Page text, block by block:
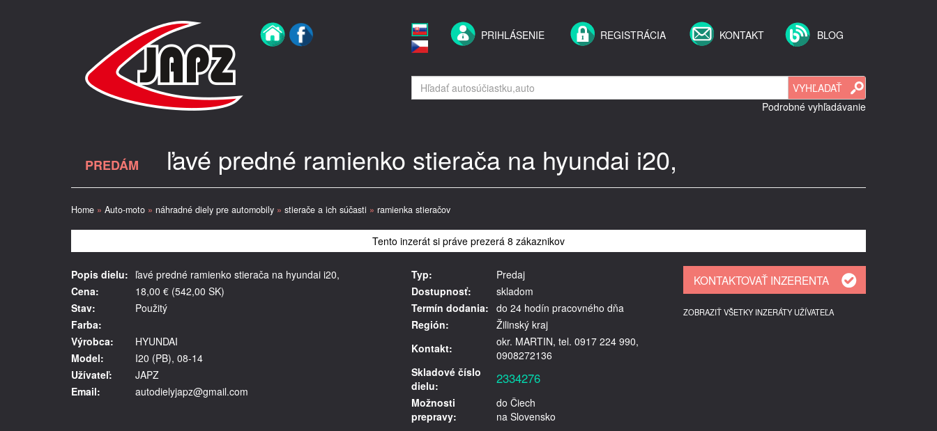
PRIHLÁSENIE REGISTRÁCIA KONTAKT BLOG
Podrobné vyhľadávanie
PREDÁM ľavé predné ramienko stierača na hyundai i20,
Home » Auto-moto » náhradné diely pre automobily » stierače a ich súčasti » ramienka stieračov
Tento inzerát si práve prezerá 8 zákaznikov
Popis dielu: ľavé predné ramienko stierača na hyundai i20,
Cena:
18,00 € (542,00 SK)
Stav:
Použitý
Farba:
Výrobca:
HYUNDAI
Model:
I20 (PB), 08-14
Užívateľ:
JAPZ
Email:
autodielyjapz@gmail.com
Typ:
Predaj
Dostupnosť:
skladom
Termín dodania: do 24 hodín pracovného dňa
Región:
Žilinský kraj
Kontakt:
okr. MARTIN, tel. 0917 224 990,
0908272136
Skladové číslo
dielu:
2334276
Možnosti
prepravy:
do Čiech
na Slovensko
ZOBRAZIŤ VŠETKY INZERÁTY UŽÍVATEĽA